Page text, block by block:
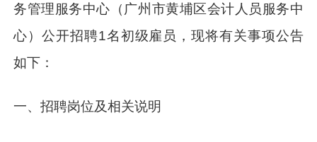
务管理服务中心（广州市黄埔区会计人员服务中
心）公开招聘1名初级雇员，现将有关事项公告
如下：
一、招聘岗位及相关说明